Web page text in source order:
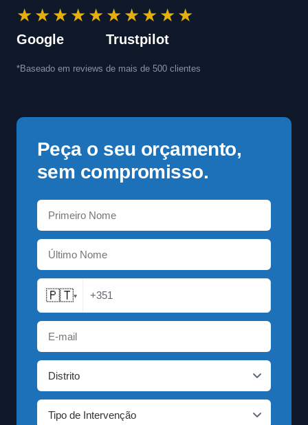
★★★★★
Google
★★★★★
Trustpilot
*Baseado em reviews de mais de 500 clientes
Peça o seu orçamento,
sem compromisso.
🇵🇹▾ +351